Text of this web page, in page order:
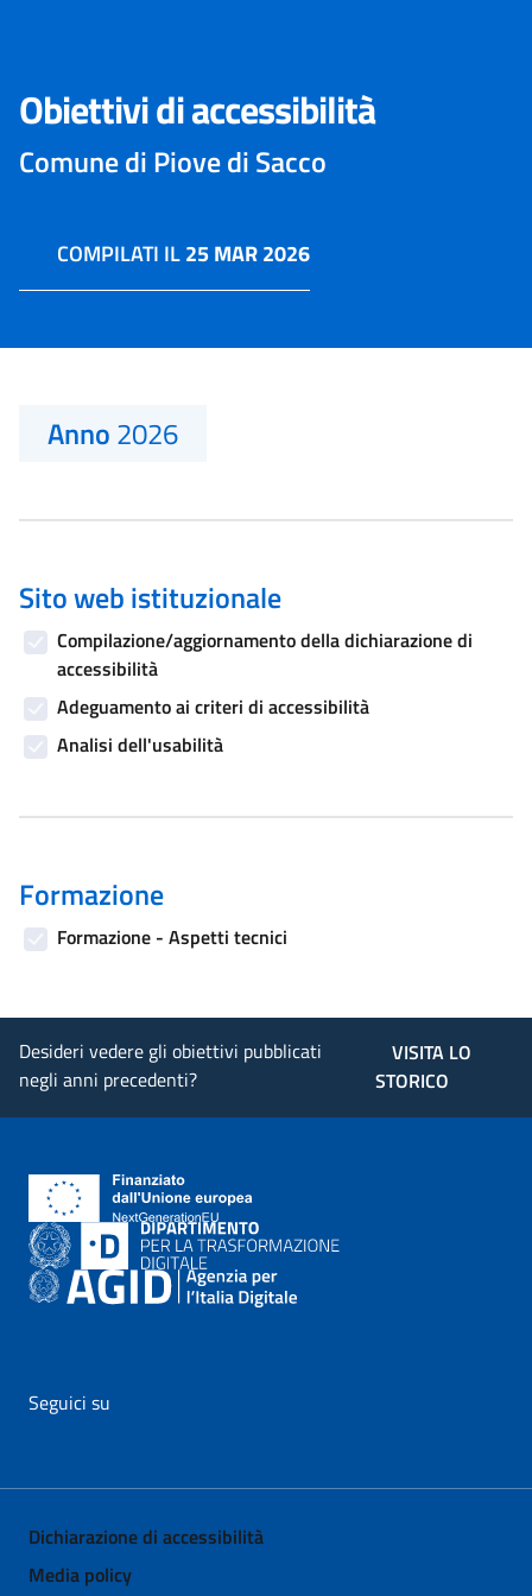
Obiettivi di accessibilità
Comune di Piove di Sacco
COMPILATI IL25 MAR 2026
Anno2026
Sito web istituzionale
Compilazione/aggiornamento della dichiarazione di
accessibilità
Adeguamento ai criteri di accessibilità
Analisi dell'usabilità
Formazione
Formazione - Aspetti tecnici
Desideri vedere gli obiettivi pubblicati
negli anni precedenti?
VISITA LO
STORICO
Seguici su
Dichiarazione di accessibilità
Media policy